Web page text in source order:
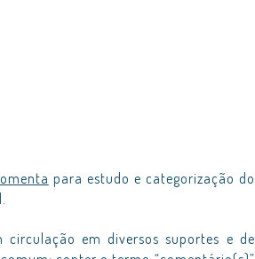
para estudo e categorização do
em diversos suportes e de